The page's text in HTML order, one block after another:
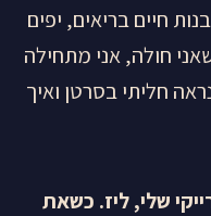
חיים בריאים, יפים
חולה, אני מתחילה
חליתי בסרטן ואיך
שלי, ליז. כשאת